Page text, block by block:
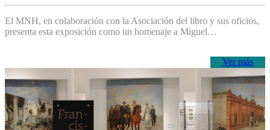
El MNH, en colaboración con la Asociación del libro y sus oficios,
presenta esta exposición como un homenaje a Miguel…
Ver más